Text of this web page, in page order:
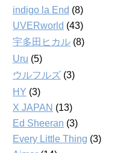
indigo la End (8)
UVERworld (43)
宇多田ヒカル (8)
Uru (5)
ウルフルズ (3)
HY (3)
X JAPAN (13)
Ed Sheeran (3)
Every Little Thing (3)